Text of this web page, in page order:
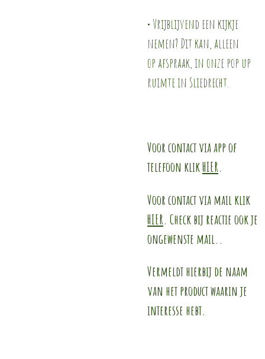
• Vrijblijvend een kijkje
nemen? Dit kan, alleen
op afspraak, in onze pop up
ruimte in Sliedrecht.
Voor contact via app of
telefoon klikHIER.
Voor contact via mail klik
HIER . Check bij reactie ook je
ongewenste mail..
Vermeldt hierbij de naam
van het product waarin je
interesse hebt.